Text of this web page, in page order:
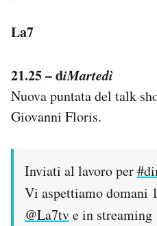
La7
21.25 – diMartedì
Nuova puntata del talk
Giovanni Floris.
Inviati al lavoro per
Vi aspettiamo domani
@La7tve in streaming